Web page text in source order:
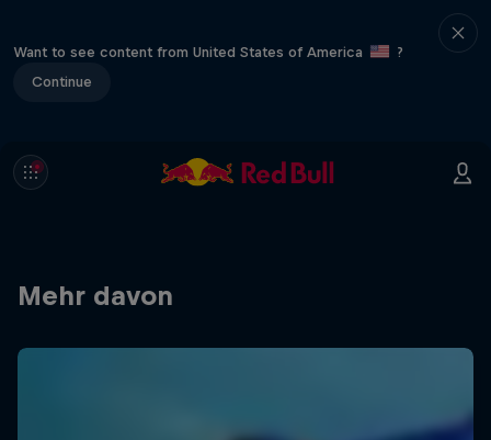
Want to see content from United States of America
?
Continue
Mehr davon